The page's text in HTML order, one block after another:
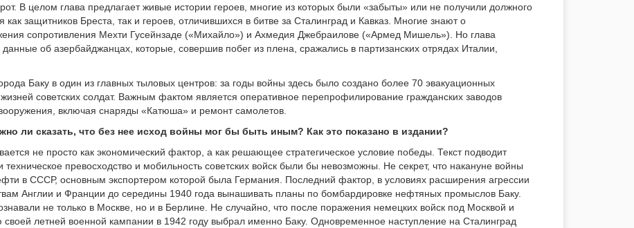
В целом глава предлагает живые истории героев, многие из которых были «забыты» или не получили должного
защитников Бреста, так и героев, отличившихся в битве за Сталинград и Кавказ. Многие знают о
сопротивления Мехти Гусейнзаде («Михайло») и Ахмедия Джебраилове («Армед Мишель»). Но глава
данные об азербайджанцах, которые, совершив побег из плена, сражались в партизанских отрядах Италии,
Баку в один из главных тыловых центров: за годы войны здесь было создано более 70 эвакуационных
советских солдат. Важным фактом является оперативное перепрофилирование гражданских заводов
включая снаряды «Катюша» и ремонт самолетов.
ли сказать, что без нее исход войны мог бы быть иным? Как это показано в издании?
не просто как экономический фактор, а как решающее стратегическое условие победы. Текст подводит
техническое превосходство и мобильность советских войск были бы невозможны. Не секрет, что накануне войны
в СССР, основным экспортером которой была Германия. Последний фактор, в условиях расширения агрессии
Англии и Франции до середины 1940 года вынашивать планы по бомбардировке нефтяных промыслов Баку.
не только в Москве, но и в Берлине. Не случайно, что после поражения немецких войск под Москвой и
летней военной кампании в 1942 году выбрал именно Баку. Одновременное наступление на Сталинград